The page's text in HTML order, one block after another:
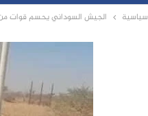
سياسية الجيش السوداني يحسم قوات من